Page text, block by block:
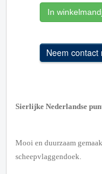
In
Sierlijke Nederlandse
Mooi en duurzaam
scheepvlaggendoek.